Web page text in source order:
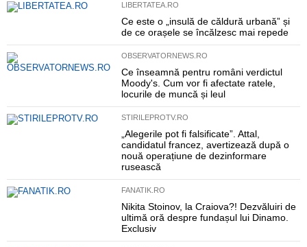
LIBERTATEA.RO
Ce este o „insulă de căldură urbană” și
de ce orașele se încălzesc mai repede
OBSERVATORNEWS.RO
Ce înseamnă pentru români verdictul
Moody's. Cum vor fi afectate ratele,
locurile de muncă și leul
STIRILEPROTV.RO
„Alegerile pot fi falsificate”. Attal,
candidatul francez, avertizează după o
nouă operațiune de dezinformare
rusească
FANATIK.RO
Nikita Stoinov, la Craiova?! Dezvăluiri de
ultimă oră despre fundașul lui Dinamo.
Exclusiv